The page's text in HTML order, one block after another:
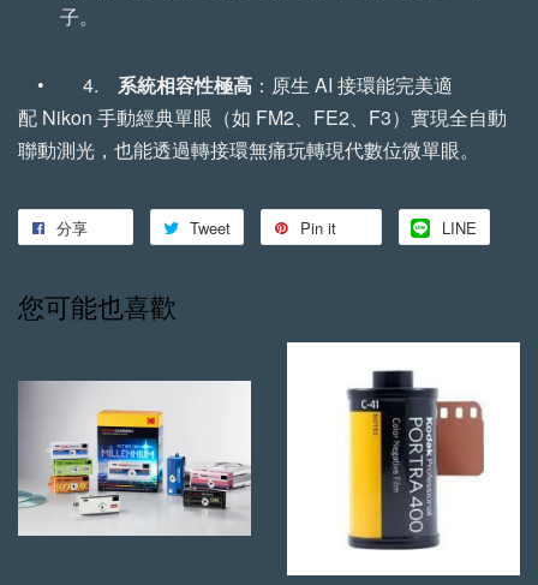
子。
• 4. 系統相容性極高 ：原生 AI 接環能完美適
配 Nikon 手動經典單眼（如 FM2、FE2、F3）實現全自動
聯動測光，也能透過轉接環無痛玩轉現代數位微單眼。
分享 Tweet Pin it LINE
您可能也喜歡